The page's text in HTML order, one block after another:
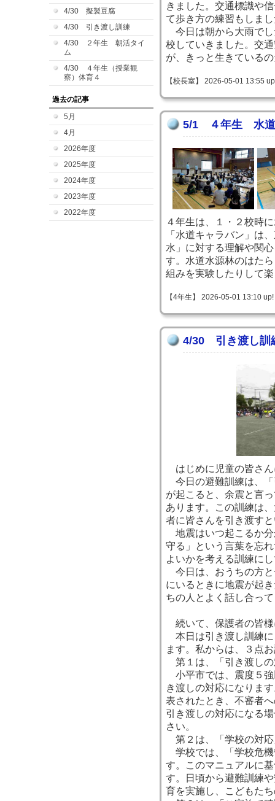
4/30 擬製豆腐
4/30 引き渡し訓練
4/30 ２年生 朝活タイ
ム
4/30 ４年生（授業観
察）体育４
過去の記事
5月
4月
2026年度
2025年度
2024年度
2023年度
2022年度
きました。交通標識や
て歩き方の練習もしま
今日は朝から大雨でし
校していきました。交
が、きっと生きている
【校長室】 2026-05-01 13:55
5/1 ４年生 水道
４年生は、１・２校時
「水道キャラバン」は
水」に対する理解や関
す。水道水源林のはた
組みを実験したりして
【4年生】 2026-05-01 13:10 up!
4/30 引き渡し
はじめに児童の皆さ
今日の避難訓練は、「
が起こると、余震と言
あります。この訓練は
者に皆さんを引き渡す
地震はいつ起こるか分
守る」という言葉を忘
よいかを考える訓練に
今日は、おうちの方と
にいるときに地震が起
ちの人とよく話し合っ
続いて、保護者の皆
本日は引き渡し訓練に
ます。私からは、３点
第１は、「引き渡し
小平市では、震度５強
き渡しの対応になりま
表されたとき、不審者
引き渡しの対応になる
さい。
第２は、「学校の対
学校では、「学校危機
す。このマニュアルに
す。日頃から避難訓練
育を実施し、こどもた